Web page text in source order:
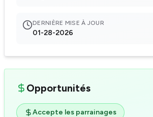
DERNIÈRE MISE À JOUR
01-28-2026
Opportunités
Accepte les parrainages